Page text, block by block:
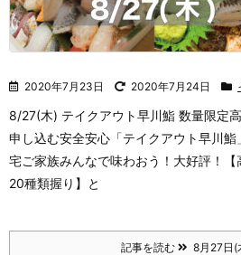
2020年7月23日 2020年7月24日
8/27(木) テイクアウト早川鮨 数量限定
申し込む安全安心「テイクアウト早川
宅ご家族みんなで味わおう！大好評！
20種類握り】と
記事を読む 8月27日(